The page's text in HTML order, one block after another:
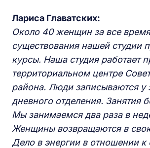
Лариса Главатских:
Около 40 женщин за все время
существования нашей студии
курсы. Наша студия работает
территориальном центре
района. Люди записываются у
дневного отделения. Занятия
Мы занимаемся два раза в
Женщины возвращаются в
Дело в энергии в отношении к